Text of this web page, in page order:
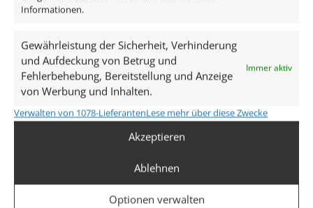
Informationen.
Gewährleistung der Sicherheit, Verhinderung
und Aufdeckung von Betrug und
Fehlerbehebung, Bereitstellung und Anzeige
von Werbung und Inhalten.
Immer aktiv
Verwalten von 1078-LieferantenLese mehr über diese Zwecke
Akzeptieren
Ablehnen
Optionen verwalten
65–85mm
AC 230V
Leistung (W)
7W
Mehr anzeigen